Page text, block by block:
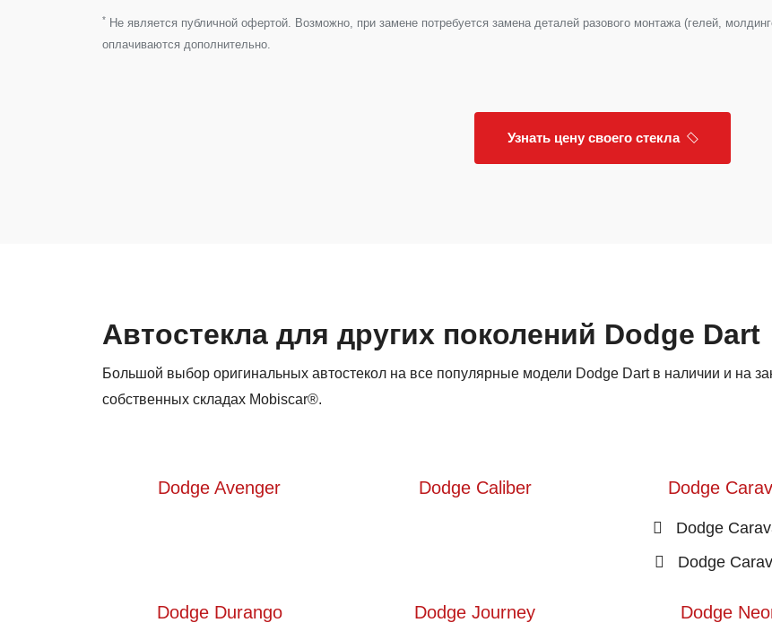
* Не является публичной офертой. Возможно, при замене потребуется замена деталей разового монтажа (гелей,
оплачиваются дополнительно.
Узнать цену своего стекла
Автостекла для других поколений Dodge Dart
Большой выбор оригинальных автостекол на все популярные модели Dodge Dart в наличии и на
собственных складах Mobiscar®.
Dodge Avenger Dodge Caliber Dodge
Dodge
Dodge
Dodge Durango Dodge Journey Dodge